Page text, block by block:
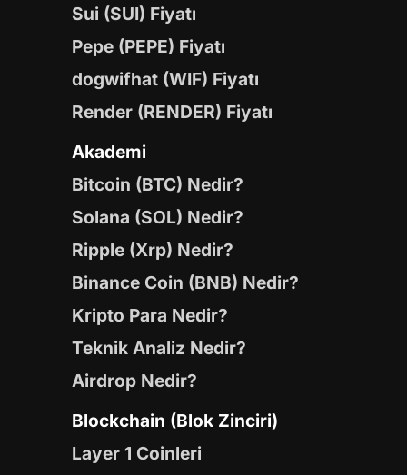
Sui (SUI) Fiyatı
Pepe (PEPE) Fiyatı
dogwifhat (WIF) Fiyatı
Render (RENDER) Fiyatı
Akademi
Bitcoin (BTC) Nedir?
Solana (SOL) Nedir?
Ripple (Xrp) Nedir?
Binance Coin (BNB) Nedir?
Kripto Para Nedir?
Teknik Analiz Nedir?
Airdrop Nedir?
Blockchain (Blok Zinciri)
Layer 1 Coinleri